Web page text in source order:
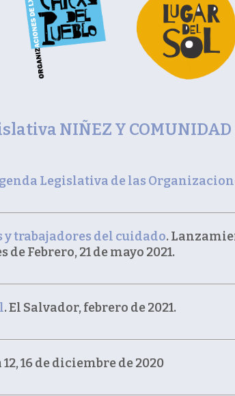
NIÑEZ Y COMUNIDAD
Legislativa de las
trabajadores del cuidado.
Febrero, 21 de mayo 2021.
. El Salvador, febrero de 2021.
16 de diciembre de 2020